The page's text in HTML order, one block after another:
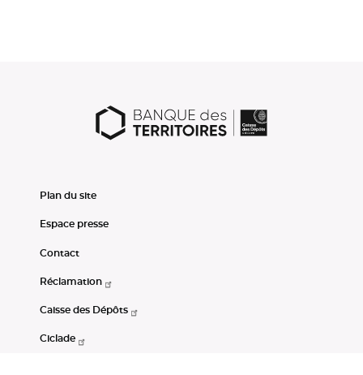
Plan du site
Espace presse
Contact
Réclamation
Caisse des Dépôts
Ciclade